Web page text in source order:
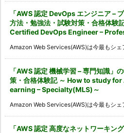
「AWS 認定 DevOps エンジニア –
方法・勉強法・試験対策・合格体
Certified DevOps Engineer –
Amazon Web Services(AWS)は今最もシェ
「AWS 認定 機械学習 – 専門知識」
策・合格体験記 ～ How to study
earning – Specialty(MLS)～
Amazon Web Services(AWS)は今最もシェ
「AWS 認定 高度なネットワーキン